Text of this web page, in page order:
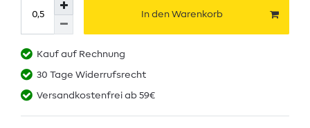
In den Warenkorb
Kauf auf Rechnung
30 Tage Widerrufsrecht
Versandkostenfrei ab 59€